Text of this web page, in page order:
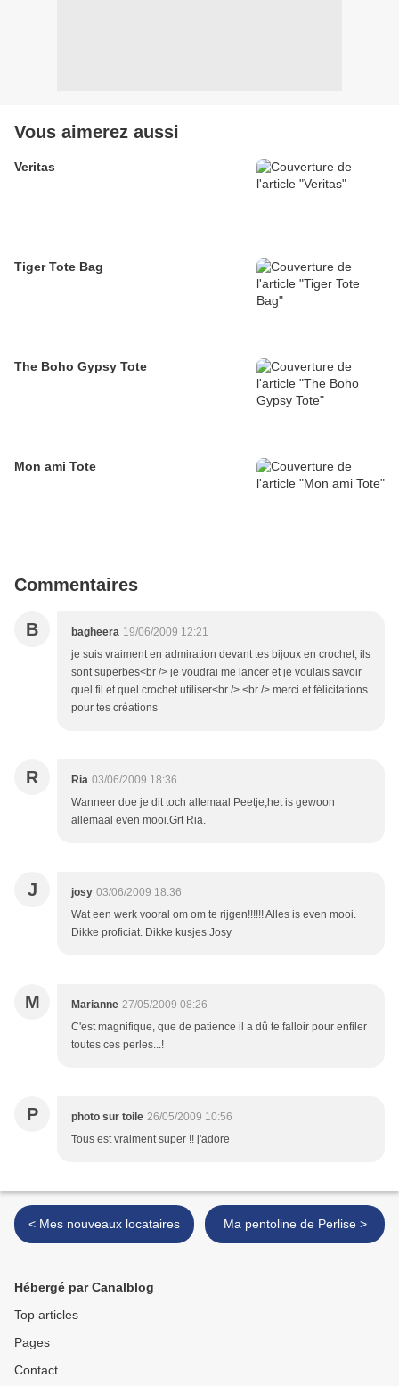
Vous aimerez aussi
Veritas
Tiger Tote Bag
The Boho Gypsy Tote
Mon ami Tote
Commentaires
B bagheera 19/06/2009 12:21
je suis vraiment en admiration devant tes bijoux en crochet, ils
sont superbes<br /> je voudrai me lancer et je voulais savoir
quel fil et quel crochet utiliser<br /> <br /> merci et félicitations
pour tes créations
R Ria 03/06/2009 18:36
Wanneer doe je dit toch allemaal Peetje,het is gewoon
allemaal even mooi.Grt Ria.
J josy 03/06/2009 18:36
Wat een werk vooral om om te rijgen!!!!!! Alles is even mooi.
Dikke proficiat. Dikke kusjes Josy
M Marianne 27/05/2009 08:26
C'est magnifique, que de patience il a dû te falloir pour enfiler
toutes ces perles...!
P photo sur toile 26/05/2009 10:56
Tous est vraiment super !! j'adore
< Mes nouveaux locataires Ma pentoline de Perlise >
Hébergé par Canalblog
Top articles
Pages
Contact